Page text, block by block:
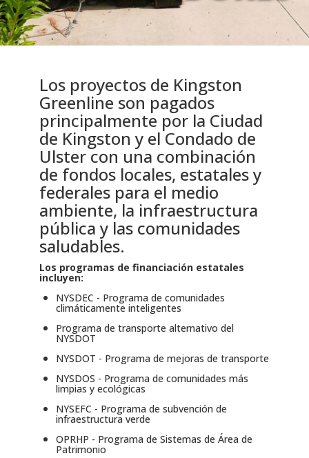
Los proyectos de Kingston
Greenline son pagados
principalmente por la Ciudad
de Kingston y el Condado de
Ulster con una combinación
de fondos locales, estatales y
federales para el medio
ambiente, la infraestructura
pública y las comunidades
saludables.
Los programas de financiación estatales
incluyen:
NYSDEC - Programa de comunidades
climáticamente inteligentes
Programa de transporte alternativo del
NYSDOT
NYSDOT - Programa de mejoras de transporte
NYSDOS - Programa de comunidades más
limpias y ecológicas
NYSEFC - Programa de subvención de
infraestructura verde
OPRHP - Programa de Sistemas de Área de
Patrimonio